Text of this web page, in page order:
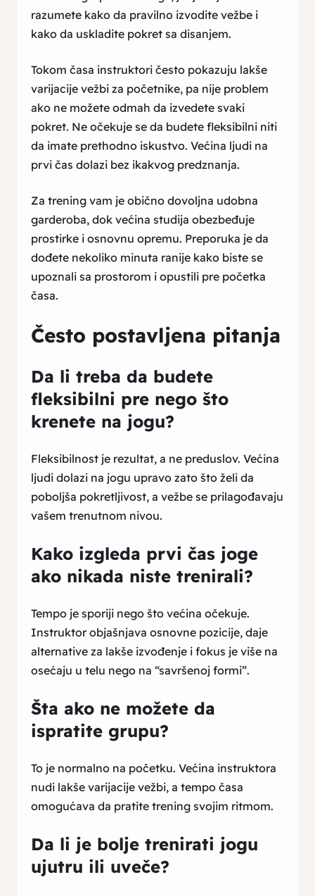
razumete kako da pravilno izvodite vežbe i
kako da uskladite pokret sa disanjem.
Tokom časa instruktori često pokazuju lakše
varijacije vežbi za početnike, pa nije problem
ako ne možete odmah da izvedete svaki
pokret. Ne očekuje se da budete fleksibilni niti
da imate prethodno iskustvo. Većina ljudi na
prvi čas dolazi bez ikakvog predznanja.
Za trening vam je obično dovoljna udobna
garderoba, dok većina studija obezbeđuje
prostirke i osnovnu opremu. Preporuka je da
dođete nekoliko minuta ranije kako biste se
upoznali sa prostorom i opustili pre početka
časa.
Često postavljena pitanja
Da li treba da budete
fleksibilni pre nego što
krenete na jogu?
Fleksibilnost je rezultat, a ne preduslov. Većina
ljudi dolazi na jogu upravo zato što želi da
poboljša pokretljivost, a vežbe se prilagođavaju
vašem trenutnom nivou.
Kako izgleda prvi čas joge
ako nikada niste trenirali?
Tempo je sporiji nego što većina očekuje.
Instruktor objašnjava osnovne pozicije, daje
alternative za lakše izvođenje i fokus je više na
osećaju u telu nego na “savršenoj formi”.
Šta ako ne možete da
ispratite grupu?
To je normalno na početku. Većina instruktora
nudi lakše varijacije vežbi, a tempo časa
omogućava da pratite trening svojim ritmom.
Da li je bolje trenirati jogu
ujutru ili uveče?